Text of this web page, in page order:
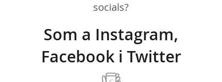
socials?
Som a Instagram,
Facebook i Twitter